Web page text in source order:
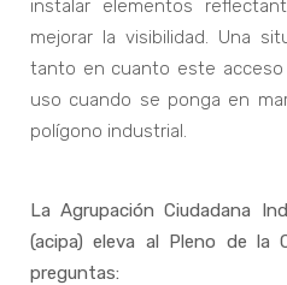
instalar elementos
mejorar la visibilidad. Una
tanto en cuanto este
uso cuando se ponga en
polígono industrial.
La Agrupación Ciudadana
(acipa) eleva al Pleno de la
preguntas: